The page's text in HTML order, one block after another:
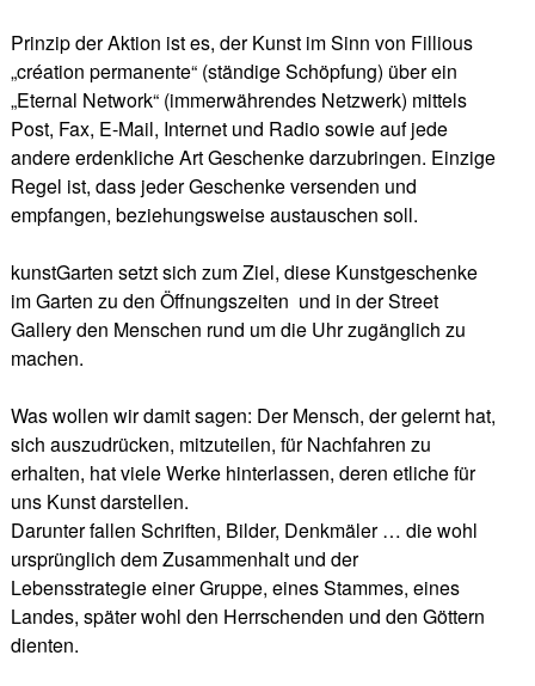
Prinzip der Aktion ist es, der Kunst im Sinn von Fillious
„création permanente“ (ständige Schöpfung) über ein
„Eternal Network“ (immerwährendes Netzwerk) mittels
Post, Fax, E-Mail, Internet und Radio sowie auf jede
andere erdenkliche Art Geschenke darzubringen. Einzige
Regel ist, dass jeder Geschenke versenden und
empfangen, beziehungsweise austauschen soll.
kunstGarten setzt sich zum Ziel, diese Kunstgeschenke
im Garten zu den Öffnungszeiten und in der Street
Gallery den Menschen rund um die Uhr zugänglich zu
machen.
Was wollen wir damit sagen: Der Mensch, der gelernt hat,
sich auszudrücken, mitzuteilen, für Nachfahren zu
erhalten, hat viele Werke hinterlassen, deren etliche für
uns Kunst darstellen.
Darunter fallen Schriften, Bilder, Denkmäler … die wohl
ursprünglich dem Zusammenhalt und der
Lebensstrategie einer Gruppe, eines Stammes, eines
Landes, später wohl den Herrschenden und den Göttern
dienten.